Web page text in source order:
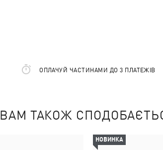
ОПЛАЧУЙ ЧАСТИНАМИ ДО 3 ПЛАТЕЖІВ
ВАМ ТАКОЖ
НОВИНКА